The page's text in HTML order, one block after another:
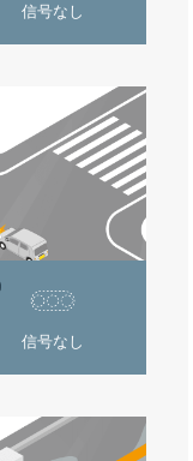
信号なし
信号なし